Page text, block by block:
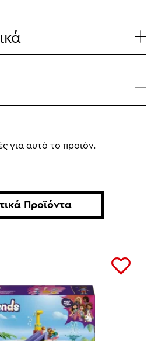
για αυτό το προϊόν.
Προϊόντα